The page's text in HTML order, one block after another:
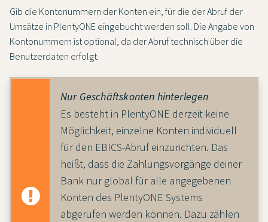
Gib die Kontonummern der Konten ein, für die der Abruf der
Umsätze in PlentyONE eingebucht werden soll. Die Angabe von
Kontonummern ist optional, da der Abruf technisch über die
Benutzerdaten erfolgt.
Nur Geschäftskonten hinterlegen
Es besteht in PlentyONE derzeit keine
Möglichkeit, einzelne Konten individuell
für den EBICS-Abruf einzurichten. Das
heißt, dass die Zahlungsvorgänge deiner
Bank nur global für alle angegebenen
Konten des PlentyONE Systems
abgerufen werden können. Dazu zählen